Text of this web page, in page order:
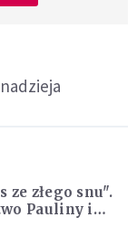
ze złego snu".
Pauliny i
razem dzięki